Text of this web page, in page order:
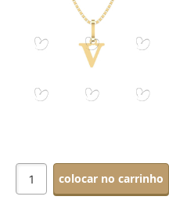
colocar no carrinho